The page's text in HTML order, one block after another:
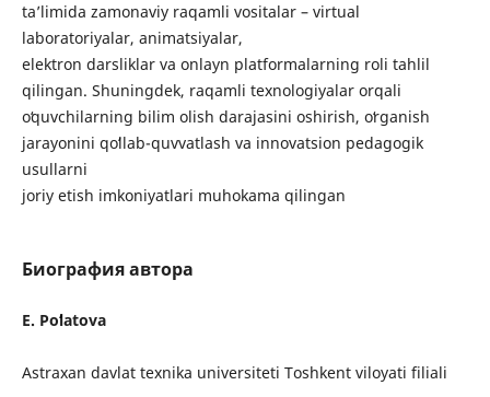
taʼlimida zamonaviy raqamli vositalar – virtual
laboratoriyalar, animatsiyalar,
elektron darsliklar va onlayn platformalarning roli tahlil
qilingan. Shuningdek, raqamli texnologiyalar orqali
oʻquvchilarning bilim olish darajasini oshirish, oʻrganish
jarayonini qoʻllab-quvvatlash va innovatsion pedagogik
usullarni
joriy etish imkoniyatlari muhokama qilingan
Биография автора
E. Poʻlatova
Astraxan davlat texnika universiteti Toshkent viloyati filiali